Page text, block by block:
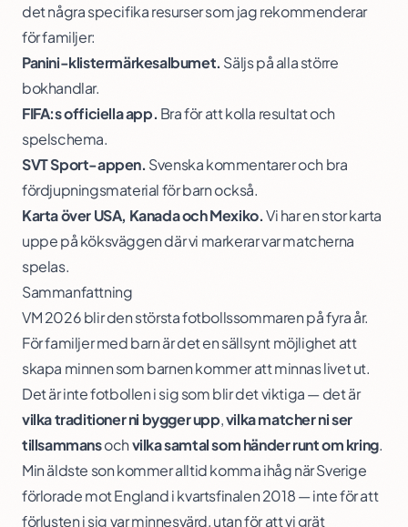
det några specifika resurser som jag rekommenderar
för familjer:
Panini-klistermärkesalbumet. Säljs på alla större
bokhandlar.
FIFA:s officiella app. Bra för att kolla resultat och
spelschema.
SVT Sport-appen. Svenska kommentarer och bra
fördjupningsmaterial för barn också.
Karta över USA, Kanada och Mexiko.Vi har en stor karta
uppe på köksväggen där vi markerar var matcherna
spelas.
Sammanfattning
VM 2026 blir den största fotbollssommaren på fyra år.
För familjer med barn är det en sällsynt möjlighet att
skapa minnen som barnen kommer att minnas livet ut.
Det är inte fotbollen i sig som blir det viktiga — det är
vilka traditioner ni bygger upp,vilka matcher ni ser
tillsammansochvilka samtal som händer runt om kring.
Min äldste son kommer alltid komma ihåg när Sverige
förlorade mot England i kvartsfinalen 2018 — inte för att
förlusten i sig var minnesvärd, utan för att vi grät